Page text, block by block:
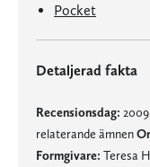
Pocket
Detaljerad fakta
Recensionsdag:
relaterande ämnen
Formgivare: Teresa